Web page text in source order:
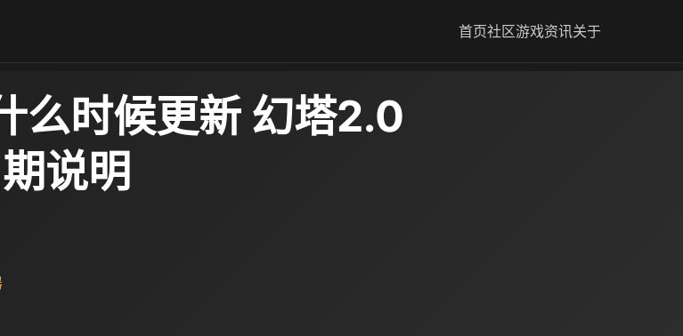
首页社区游戏资讯关于
么时候更新 幻塔2.0
说明​